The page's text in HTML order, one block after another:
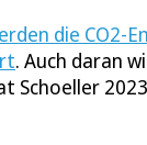
die CO2-
. Auch daran
Schoeller